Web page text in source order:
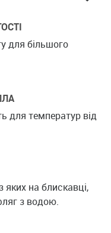
для більшого
для температур від
яких на блискавці,
з водою.